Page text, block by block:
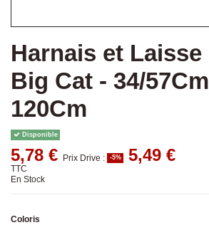
Harnais et Laisse
Big Cat - 34/57Cm
120Cm
Disponible
5,78 € Prix Drive : -5% 5,49 €
TTC
En Stock
Coloris